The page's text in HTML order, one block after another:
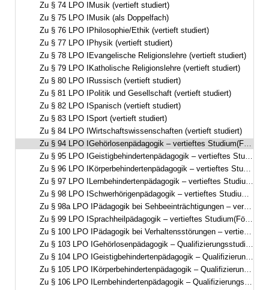
Zu § 74 LPO IMusik (vertieft studiert)
Zu § 75 LPO IMusik (als Doppelfach)
Zu § 76 LPO IPhilosophie/Ethik (vertieft studiert)
Zu § 77 LPO IPhysik (vertieft studiert)
Zu § 78 LPO IEvangelische Religionslehre (vertieft studiert)
Zu § 79 LPO IKatholische Religionslehre (vertieft studiert)
Zu § 80 LPO IRussisch (vertieft studiert)
Zu § 81 LPO IPolitik und Gesellschaft (vertieft studiert)
Zu § 82 LPO ISpanisch (vertieft studiert)
Zu § 83 LPO ISport (vertieft studiert)
Zu § 84 LPO IWirtschaftswissenschaften (vertieft studiert)
Zu § 94 LPO IGehörlosenpädagogik – vertieftes Studium(Förderschwerpunkt Hören, visuell-auditive Ausrichtung)
Zu § 95 LPO IGeistigbehindertenpädagogik – vertieftes Studium(Förderschwerpunkt geistige Entwicklung)
Zu § 96 LPO IKörperbehindertenpädagogik – vertieftes Studium(Förderschwerpunkt körperliche und motorische Entwicklung)
Zu § 97 LPO ILernbehindertenpädagogik – vertieftes Studium(Förderschwerpunkt Lernen – Pädagogik bei Lernschwierigkeiten/Lernbeeinträchtigungen)
Zu § 98 LPO ISchwerhörigenpädagogik – vertieftes Studium(Förderschwerpunkt Hören, auditiv-visuelle Ausrichtung)
Zu § 98a LPO IPädagogik bei Sehbeeinträchtigungen – vertieftes Studium(Förderschwerpunkt Sehen)
Zu § 99 LPO ISprachheilpädagogik – vertieftes Studium(Förderschwerpunkt Sprache)
Zu § 100 LPO IPädagogik bei Verhaltensstörungen – vertieftes Studium(Förderschwerpunkt emotionale und soziale Entwicklung)
Zu § 103 LPO IGehörlosenpädagogik – Qualifizierungsstudium(Förderschwerpunkt Hören, visuell-auditive Ausrichtung)
Zu § 104 LPO IGeistigbehindertenpädagogik – Qualifizierungsstudium(Förderschwerpunkt geistige Entwicklung)
Zu § 105 LPO IKörperbehindertenpädagogik – Qualifizierungsstudium(Förderschwerpunkt körperliche und motorische Entwicklung)
Zu § 106 LPO ILernbehindertenpädagogik – Qualifizierungsstudium(Förderschwerpunkt Lernen – Pädagogik bei Lernschwierigkeiten/Lernbeeinträchtigungen)